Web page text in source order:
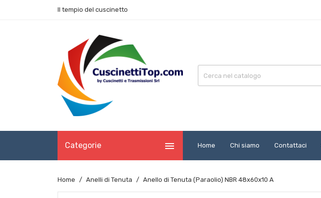
Il tempio del cuscinetto
Categorie  Home Chi siamo Contattaci
Home Anelli di Tenuta Anello di Tenuta (Paraolio) NBR 48x60x10 A